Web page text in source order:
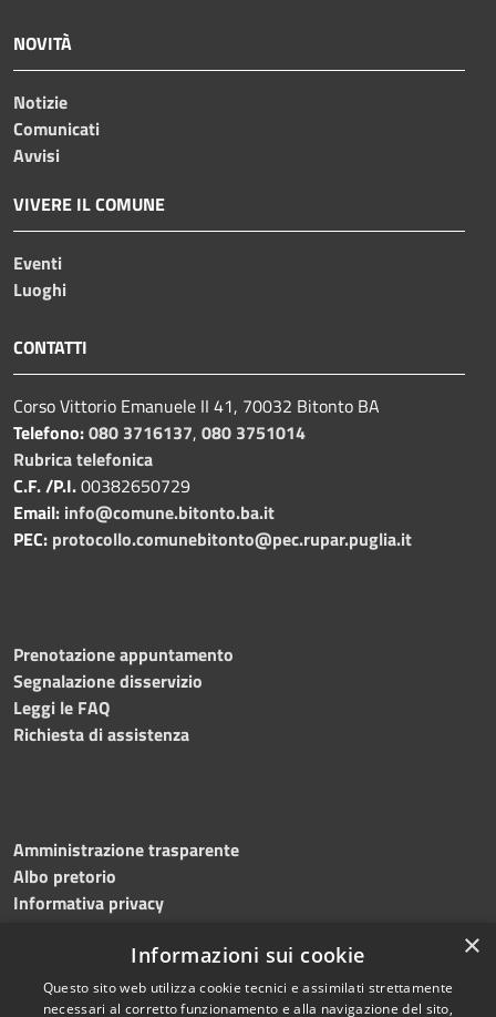
NOVITÀ
Notizie
Comunicati
Avvisi
VIVERE IL COMUNE
Eventi
Luoghi
CONTATTI
Corso Vittorio Emanuele II 41, 70032 Bitonto BA
Telefono:080 3716137, 080 3751014
Rubrica telefonica
C.F. /P.I.00382650729
Email: info@comune.bitonto.ba.it
PEC: protocollo.comunebitonto@pec.rupar.puglia.it
Prenotazione appuntamento
Segnalazione disservizio
Leggi le FAQ
Richiesta di assistenza
Amministrazione trasparente
Albo pretorio
Informativa privacy
Dichiarazione di accessibilità Meccanismo di feedback ×
Informazioni sui cookie
Questo sito web utilizza cookie tecnici e assimilati strettamente
necessari al corretto funzionamento e alla navigazione del sito,